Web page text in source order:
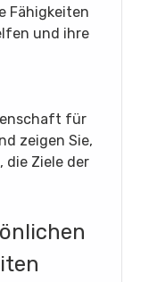
Fähigkeiten
und ihre
für
zeigen Sie,
die Ziele der